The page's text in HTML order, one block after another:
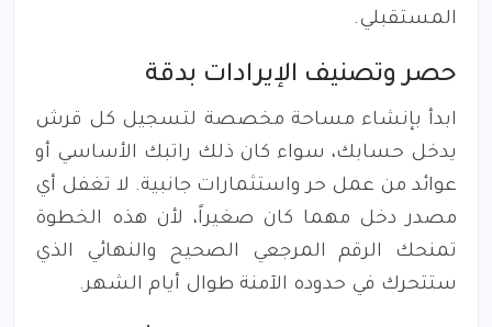
المستقبلي.
حصر وتصنيف الإيرادات بدقة
ابدأ بإنشاء مساحة مخصصة لتسجيل كل قرش
يدخل حسابك، سواء كان ذلك راتبك الأساسي أو
عوائد من عمل حر واستثمارات جانبية. لا تغفل أي
مصدر دخل مهما كان صغيراً، لأن هذه الخطوة
تمنحك الرقم المرجعي الصحيح والنهائي الذي
ستتحرك في حدوده الآمنة طوال أيام الشهر.